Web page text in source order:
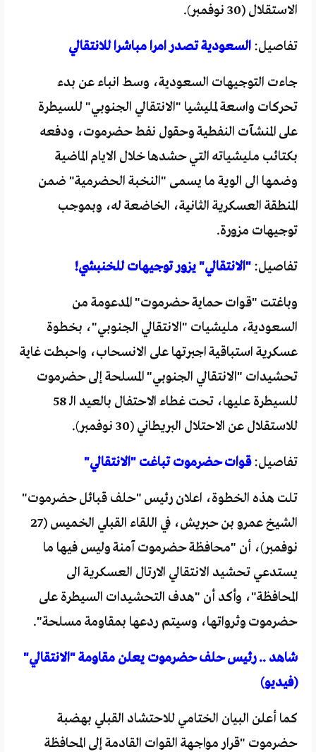
الاستقلال (30 نوفمبر).
تفاصيل: السعودية تصدر امرا مباشرا للانتقالي
جاءت التوجيهات السعودية، وسط انباء عن بدء
تحركات واسعة لمليشيا "الانتقالي الجنوبي" للسيطرة
على المنشآت النفطية وحقول نفط حضرموت، ودفعه
بكتائب مليشياته التي حشدها خلال الايام الماضية
وضمها الى الوية ما يسمى "النخبة الحضرمية" ضمن
المنطقة العسكرية الثانية، الخاضعة له، وبموجب
توجيهات مزورة.
تفاصيل: "الانتقالي" يزور توجيهات للخنبشي!
وباغتت "قوات حماية حضرموت" المدعومة من
السعودية، مليشيات "الانتقالي الجنوبي"، بخطوة
عسكرية استباقية اجبرتها على الانسحاب، واحبطت غاية
تحشيدات "الانتقالي الجنوبي" المسلحة إلى حضرموت
للسيطرة عليها، تحت غطاء الاحتفال بالعيد الـ 58
للاستقلال عن الاحتلال البريطاني (30 نوفمبر).
تفاصيل:قوات حضرموت تباغت "الانتقالي"
تلت هذه الخطوة، اعلان رئيس "حلف قبائل حضرموت"
الشيخ عمرو بن حبريش، في اللقاء القبلي الخميس (27
نوفمبر)، أن "محافظة حضرموت آمنة وليس فيها ما
يستدعي تحشيد الانتقالي الارتال العسكرية الى
المحافظة"، وأكد أن "هدف التحشيدات السيطرة على
حضرموت وثرواتها، وسيتم ردعها بمقاومة مسلحة".
شاهد .. رئيس حلف حضرموت يعلن مقاومة "الانتقالي"
(فيديو)
كما أعلن البيان الختامي للاحتشاد القبلي بهضبة
حضرموت "قرار مواجهة القوات القادمة إلى المحافظة